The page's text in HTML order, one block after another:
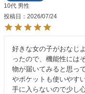
10代 男性
投稿日
2026/07/24
好きな女の子がおなじ
ったので、機能性には
物が届いてみると思っ
やポケットも使いやす
手に入らないので少し